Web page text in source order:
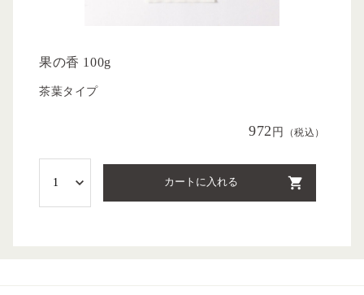
果の香 100g
茶葉タイプ
972 円 （税込）
カートに入れる